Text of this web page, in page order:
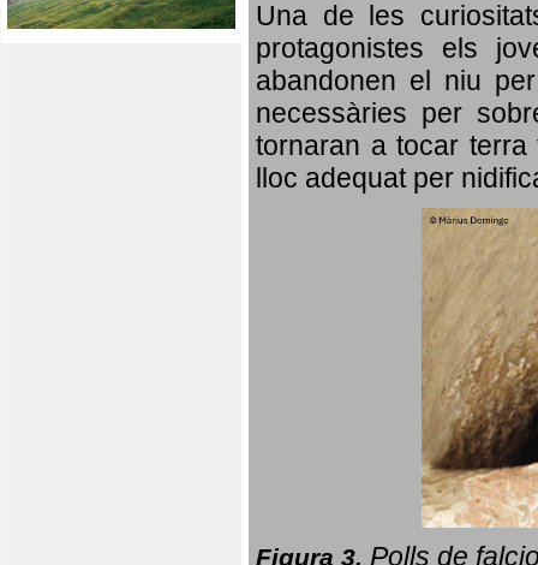
Una de les
protagonistes els
abandonen el niu
necessàries per
tornaran a tocar
lloc adequat per
Figura 3. Polls de